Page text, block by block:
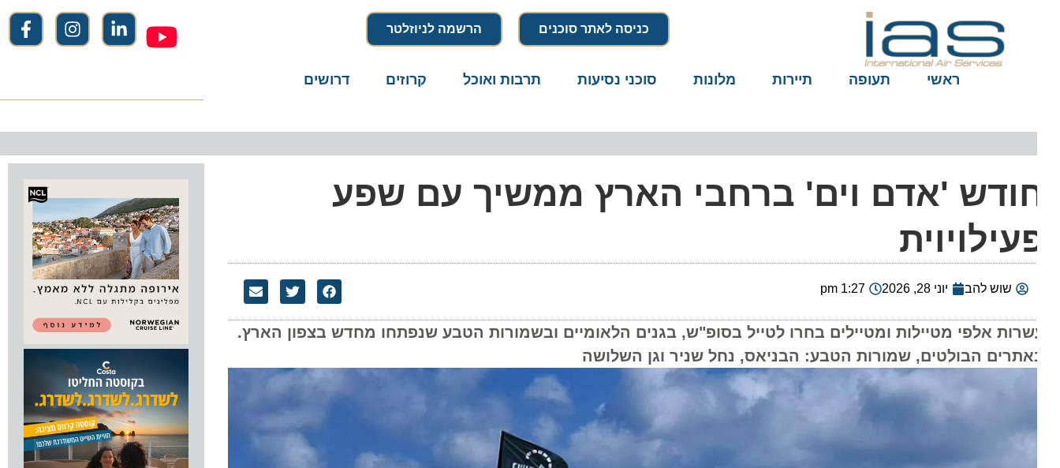
כניסה לאתר סוכנים הרשמה לניוזלטר
ראשי תעופה תיירות מלונות סוכני נסיעות תרבות ואוכל קרוזים דרושים
'אדם וים' ברחבי הארץ ממשיך עם שפע
שוש להב יוני 28, 2026 1:27 pm
אלפי מטיילות ומטיילים בחרו לטייל בסופ"ש, בגנים הלאומיים ובשמורות הטבע שנפתחו מחדש בצפון הארץ.
הבולטים, שמורות הטבע: הבניאס, נחל שניר וגן השלושה